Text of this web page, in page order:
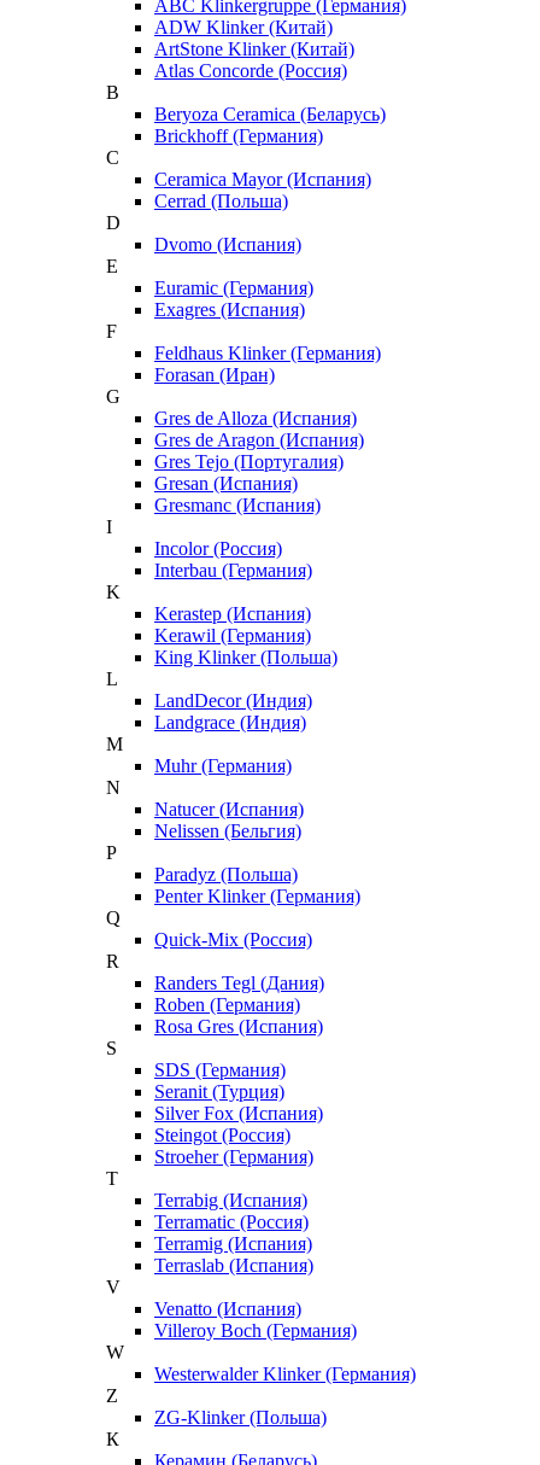
ABC Klinkergruppe (Германия)
ADW Klinker (Китай)
ArtStone Klinker (Китай)
Atlas Concorde (Россия)
B
Beryoza Ceramica (Беларусь)
Brickhoff (Германия)
C
Ceramica Mayor (Испания)
Cerrad (Польша)
D
Dvomo (Испания)
E
Euramic (Германия)
Exagres (Испания)
F
Feldhaus Klinker (Германия)
Forasan (Иран)
G
Gres de Alloza (Испания)
Gres de Aragon (Испания)
Gres Tejo (Португалия)
Gresan (Испания)
Gresmanc (Испания)
I
Incolor (Россия)
Interbau (Германия)
K
Kerastep (Испания)
Kerawil (Германия)
King Klinker (Польша)
L
LandDecor (Индия)
Landgrace (Индия)
M
Muhr (Германия)
N
Natucer (Испания)
Nelissen (Бельгия)
P
Paradyz (Польша)
Penter Klinker (Германия)
Q
Quick-Mix (Россия)
R
Randers Tegl (Дания)
Roben (Германия)
Rosa Gres (Испания)
S
SDS (Германия)
Seranit (Турция)
Silver Fox (Испания)
Steingot (Россия)
Stroeher (Германия)
T
Terrabig (Испания)
Terramatic (Россия)
Terramig (Испания)
Terraslab (Испания)
V
Venatto (Испания)
Villeroy Boch (Германия)
W
Westerwalder Klinker (Германия)
Z
ZG-Klinker (Польша)
К
Керамин (Беларусь)